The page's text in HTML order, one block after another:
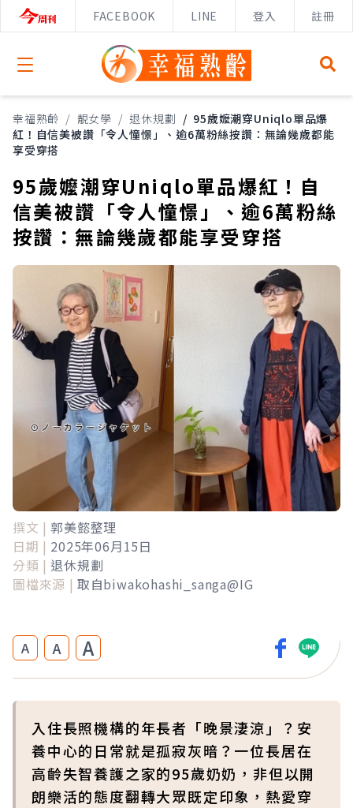
FACEBOOK LINE 登入 註冊
Open menu
幸福熟齡 / 靚女學 / 退休規劃 / 95歲嬤潮穿Uniqlo單品爆
紅！自信美被讚「令人憧憬」、逾6萬粉絲按讚：無論幾歲都能
享受穿搭
95歲嬤潮穿Uniqlo單品爆紅！自
信美被讚「令人憧憬」、逾6萬粉絲
按讚：無論幾歲都能享受穿搭
撰文 | 郭美懿整理
日期 | 2025年06月15日
分類 | 退休規劃
圖檔來源 | 取自biwakohashi_sanga@IG
A A A
入住長照機構的年長者「晚景淒涼」？安
養中心的日常就是孤寂灰暗？一位長居在
高齡失智養護之家的95歲奶奶，非但以開
朗樂活的態度翻轉大眾既定印象，熱愛穿